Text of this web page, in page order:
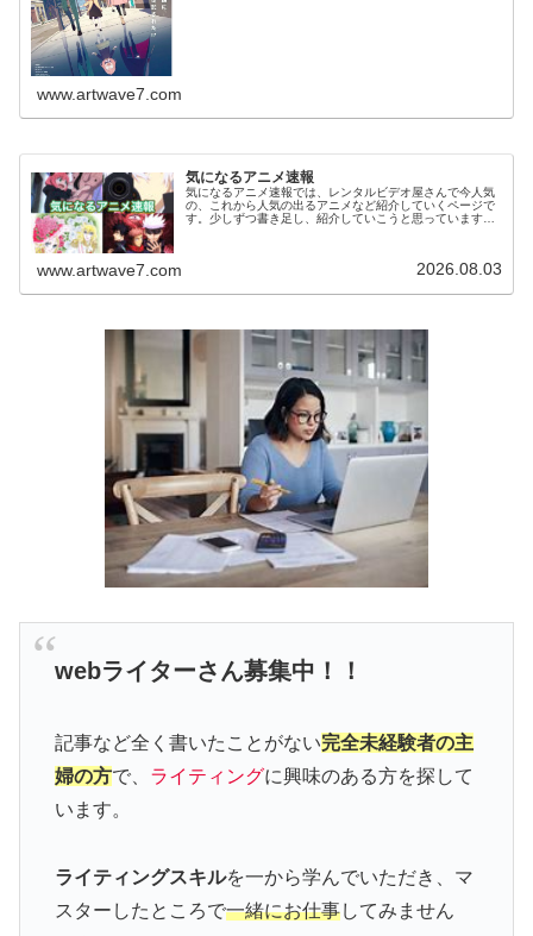
www.artwave7.com
気になるアニメ速報
気になるアニメ速報では、レンタルビデオ屋さんで今人気
の、これから人気の出るアニメなど紹介していくページで
す。少しずつ書き足し、紹介していこうと思っています。
www.artwave7.com 2026.08.03
webライターさん募集中！！
記事など全く書いたことがない完全未経験者の主
婦の方で、 ライティングに興味のある方を探して
います。
ライティングスキルを一から学んでいただき、マ
スターしたところで一緒にお仕事してみません